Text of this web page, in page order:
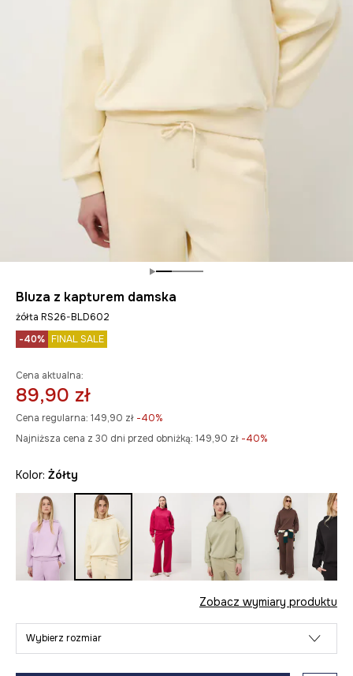
Bluza z kapturem damska
żółta RS26-BLD602
-40% FINAL SALE
Cena aktualna:
89,90 zł
Cena regularna: 149,90 zł -40%
Najniższa cena z 30 dni przed obniżką: 149,90 zł -40%
Kolor: żółty
Zobacz wymiary produktu
Wybierz rozmiar